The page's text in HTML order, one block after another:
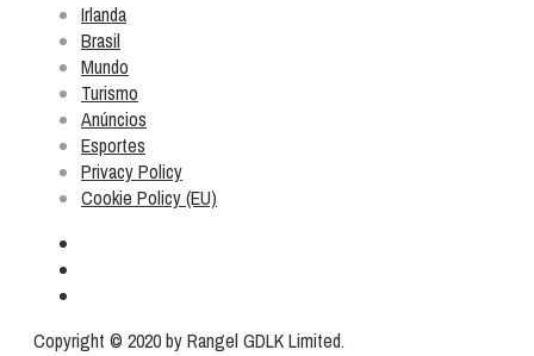
Irlanda
Brasil
Mundo
Turismo
Anúncios
Esportes
Privacy Policy
Cookie Policy (EU)
Copyright © 2020 by Rangel GDLK Limited.